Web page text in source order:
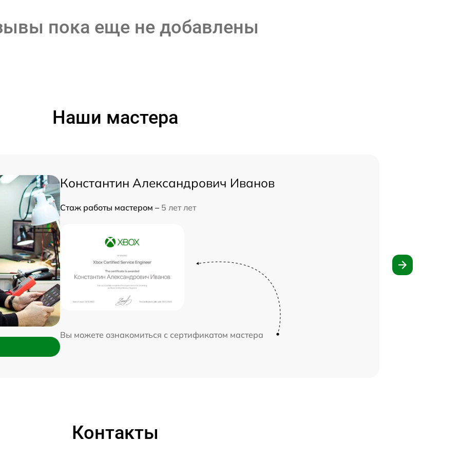
пока еще не добавлены
Наши мастера
Константин Александрович Иванов
Стаж работы мастером – 5 лет лет
Вы можете ознакомиться с сертификатом мастера
Контакты